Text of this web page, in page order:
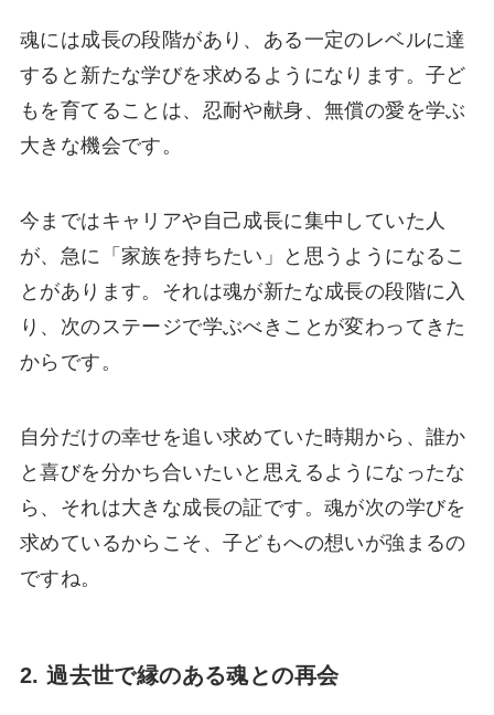
魂には成長の段階があり、ある一定のレベルに達
すると新たな学びを求めるようになります。子ど
もを育てることは、忍耐や献身、無償の愛を学ぶ
大きな機会です。
今まではキャリアや自己成長に集中していた人
が、急に「家族を持ちたい」と思うようになるこ
とがあります。それは魂が新たな成長の段階に入
り、次のステージで学ぶべきことが変わってきた
からです。
自分だけの幸せを追い求めていた時期から、誰か
と喜びを分かち合いたいと思えるようになったな
ら、それは大きな成長の証です。魂が次の学びを
求めているからこそ、子どもへの想いが強まるの
ですね。
2. 過去世で縁のある魂との再会